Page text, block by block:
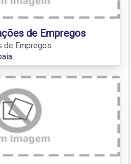
de Empregos
de Empregos